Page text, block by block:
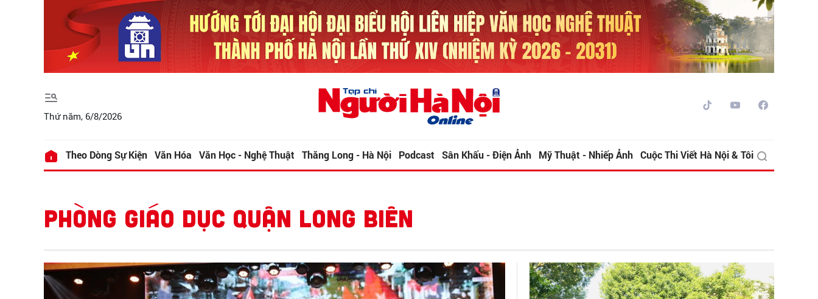
Thứ năm, 6/8/2026
Theo Dòng Sự Kiện Văn Hóa Văn Học - Nghệ Thuật Thăng Long - Hà Nội Podcast Sân Khấu - Điện Ảnh Mỹ Thuật - Nhiếp Ảnh Cuộc Thi Viết Hà Nội & Tôi
PHÒNG GIÁO DỤC QUẬN LONG BIÊN